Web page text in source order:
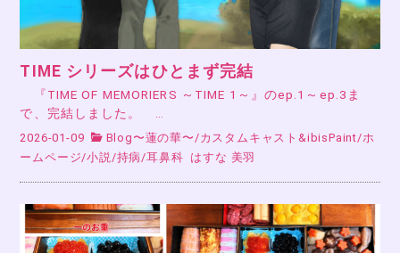
TIME シリーズはひとまず完結
『TIME OF MEMORIERS ～TIME 1～』のep.1～ep.3ま
で、完結しました。 …
2026-01-09 Blog〜蓮の華〜/カスタムキャスト&ibisPaint/ホ
ームページ/小説/持病/耳鼻科 はすな 美羽